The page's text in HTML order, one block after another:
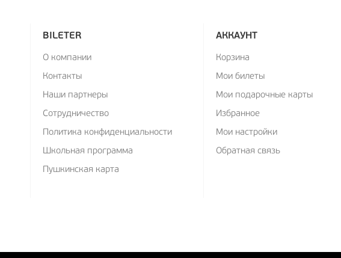
BILETER
О компании
Контакты
Наши партнеры
Сотрудничество
Политика конфиденциальности
Школьная программа
Пушкинская карта
АККАУНТ
Корзина
Мои билеты
Мои подарочные карты
Избранное
Мои настройки
Обратная связь